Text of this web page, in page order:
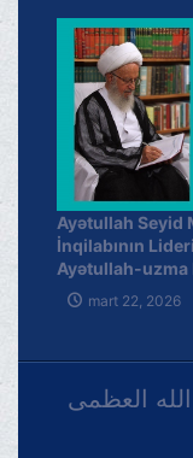
Ayətullah Seyid
İnqilabının
Ayətullah-uzma
mart 22, 2026
العظمی